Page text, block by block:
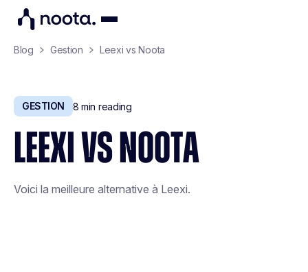
Blog Gestion Leexi vs Noota
GESTION 8 min reading
LEEXI VS NOOTA
Voici la meilleure alternative à Leexi.